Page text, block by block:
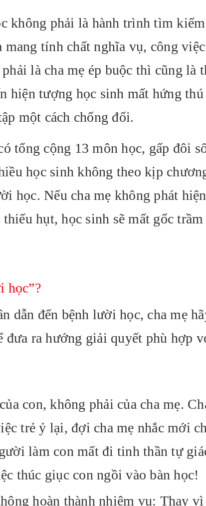
không phải là hành trình tìm
tính chất nghĩa vụ, công
là cha mẹ ép buộc thì cũng là
hiện tượng học sinh mất hứng thú
một cách chống đối.
tổng cộng 13 môn học, gấp đôi
học sinh không theo kịp
học. Nếu cha mẹ không phát
hụt, học sinh sẽ mất gốc trầm
học”?
dẫn đến bệnh lười học, cha mẹ
ra hướng giải quyết phù hợp
con, không phải của cha mẹ.
trẻ ỷ lại, đợi cha mẹ nhắc mới
làm con mất đi tinh thần tự
thúc giục con ngồi vào bàn học!
hoàn thành nhiệm vụ: Thay